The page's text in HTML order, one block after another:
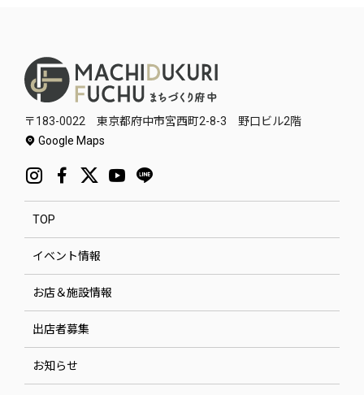
〒183-0022 東京都府中市宮西町2-8-3 野口ビル2階
Google Maps
TOP
イベント情報
お店＆施設情報
出店者募集
お知らせ